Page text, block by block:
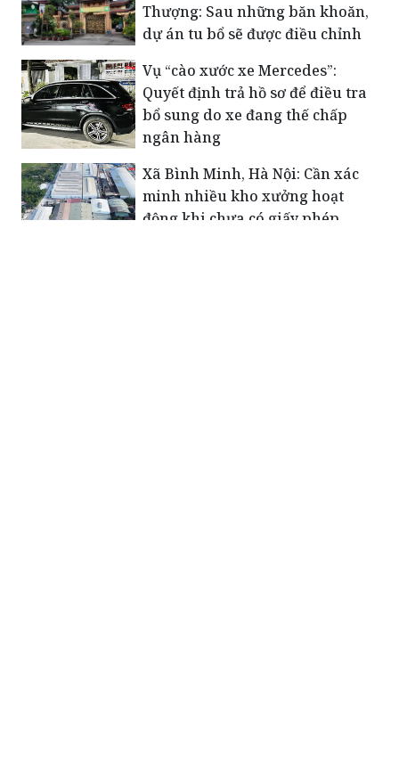
Thượng: Sau những băn khoăn,
dự án tu bổ sẽ được điều chỉnh
Vụ “cào xước xe Mercedes”:
Quyết định trả hồ sơ để điều tra
bổ sung do xe đang thế chấp
ngân hàng
Xã Bình Minh, Hà Nội: Cần xác
minh nhiều kho xưởng hoạt
động khi chưa có giấy phép